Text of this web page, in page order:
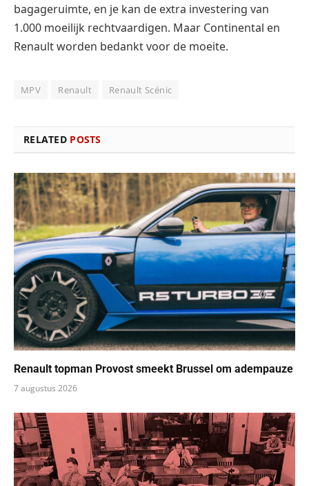
bagageruimte, en je kan de extra investering van
1.000 moeilijk rechtvaardigen. Maar Continental en
Renault worden bedankt voor de moeite.
MPV Renault Renault Scénic
RELATED POSTS
Renault topman Provost smeekt Brussel om adempauze
7 augustus 2026